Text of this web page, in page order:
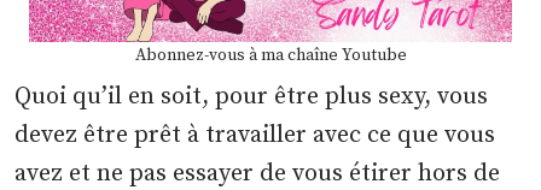
Abonnez-vous à ma chaîne Youtube
Quoi qu’il en soit, pour être plus sexy, vous
devez être prêt à travailler avec ce que vous
avez et ne pas essayer de vous étirer hors de